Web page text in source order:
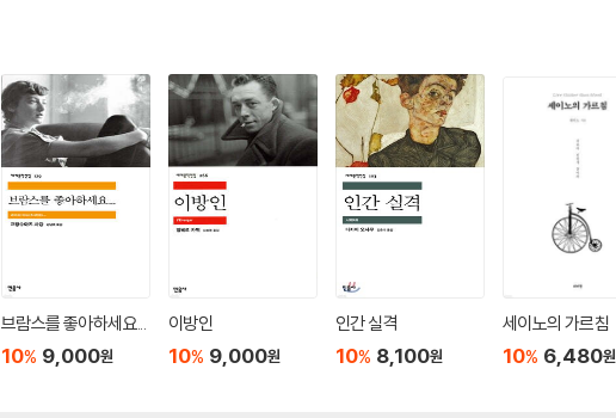
브람스를 좋아하세요...
10% 9,000원
이방인
10% 9,000원
인간 실격
10% 8,100원
세이노의 가르침
10% 6,480원